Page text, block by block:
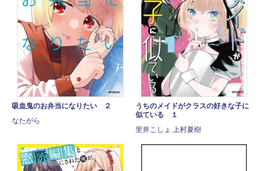
吸血鬼のお弁当になりたい ２
なたがら
うちのメイドがクラスの好きな子に
似ている １
里井こしょ 上村夏樹